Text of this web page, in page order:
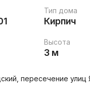
Тип дома
Кирпич
Высота
3 м
пересечение улиц